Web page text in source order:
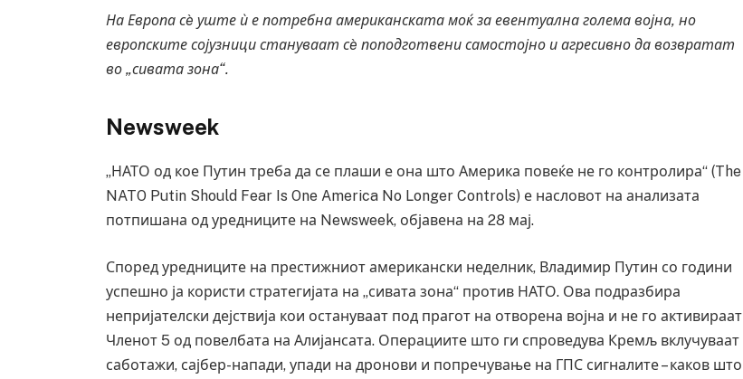
На Европа сè уште ѝ е потребна американската моќ за евентуална голема војна, но
европските сојузници стануваат сè поподготвени самостојно и агресивно да возвратат
во „сивата зона“.
Newsweek
„НАТО од кое Путин треба да се плаши е она што Америка повеќе не го контролира“ (The
NATO Putin Should Fear Is One America No Longer Controls) е насловот на анализата
потпишана од уредниците на Newsweek, објавена на 28 мај.
Според уредниците на престижниот американски неделник, Владимир Путин со години
успешно ја користи стратегијата на „сивата зона“ против НАТО. Ова подразбира
непријателски дејствија кои остануваат под прагот на отворена војна и не го активираат
Членот 5 од повелбата на Алијансата. Операциите што ги спроведува Кремљ вклучуваат
саботажи, сајбер-напади, упади на дронови и попречување на ГПС сигналите – каков што